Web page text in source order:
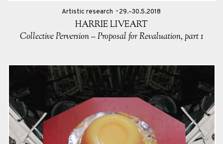
Artistic research 29.–30.5.2018
HARRIE LIVEART
Collective Perversion – Proposal for Revaluation, part 1